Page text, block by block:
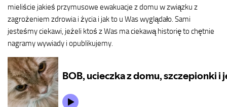
mieliście jakieś przymusowe ewakuacje z domu w związku z
zagrożeniem zdrowia i życia i jak to u Was wyglądało. Sami
jesteśmy ciekawi, jeżeli ktoś z Was ma ciekawą historię to chętnie
nagramy wywiady i opublikujemy.